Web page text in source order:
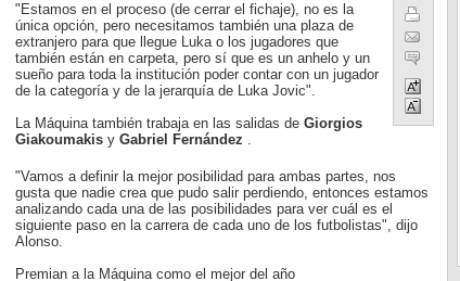
"Estamos en el proceso (de cerrar el fichaje), no es la
única opción, pero necesitamos también una plaza de
extranjero para que llegue Luka o los jugadores que
también están en carpeta, pero sí que es un anhelo y un
sueño para toda la institución poder contar con un jugador
de la categoría y de la jerarquía de Luka Jovic".
La Máquina también trabaja en las salidas de Giorgios
Giakoumakis y Gabriel Fernández .
"Vamos a definir la mejor posibilidad para ambas partes, nos
gusta que nadie crea que pudo salir perdiendo, entonces estamos
analizando cada una de las posibilidades para ver cuál es el
siguiente paso en la carrera de cada uno de los futbolistas", dijo
Alonso.
Premian a la Máquina como el mejor del año